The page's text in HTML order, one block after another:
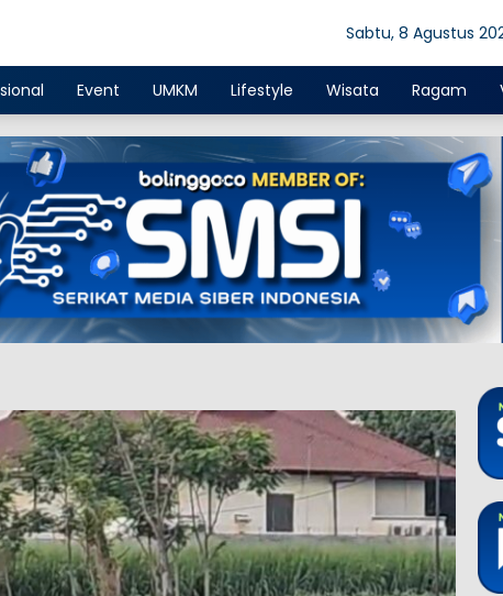
Sabtu, 8 Agustus
Event UMKM Lifestyle Wisata Ragam